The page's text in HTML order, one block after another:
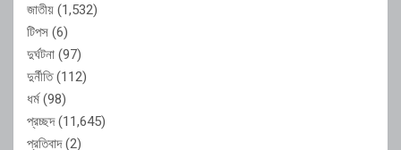
জাতীয় (1,532)
টিপস (6)
দুর্ঘটনা (97)
দুর্নীতি(112)
ধর্ম(98)
প্রচ্ছদ(11,645)
প্রতিবাদ(2)